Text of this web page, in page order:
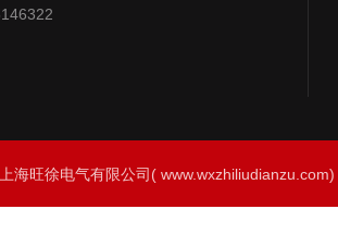
海旺徐电气有限公司(